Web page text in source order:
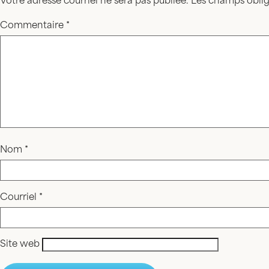
Commentaire *
Nom *
Courriel *
Site web